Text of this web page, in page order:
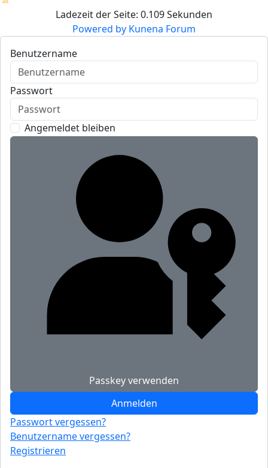
Ladezeit der Seite: 0.109 Sekunden
Powered by Kunena Forum
Benutzername
Passwort
Angemeldet bleiben
Passkey verwenden
Anmelden
Passwort vergessen?
Benutzername vergessen?
Registrieren